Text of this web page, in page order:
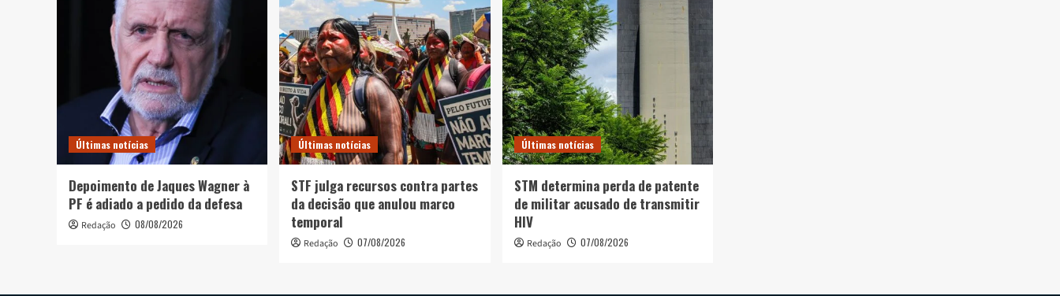
Últimas notícias
Depoimento de Jaques Wagner à
PF é adiado a pedido da defesa
Redação 08/08/2026
Últimas notícias
STF julga recursos contra partes
da decisão que anulou marco
temporal
Redação 07/08/2026
Últimas notícias
STM determina perda de patente
de militar acusado de transmitir
HIV
Redação 07/08/2026